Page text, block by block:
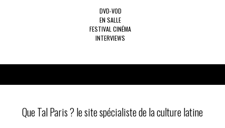
DVD-VOD
EN SALLE
FESTIVAL CINÉMA
INTERVIEWS
Que Tal Paris ? le site spécialiste de la culture latine